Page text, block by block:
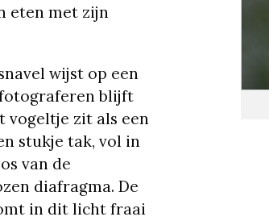
eten met zijn
wijst op een
blijft
vogeltje zit als een
stukje tak, vol in
van de
diafragma. De
in dit licht fraai